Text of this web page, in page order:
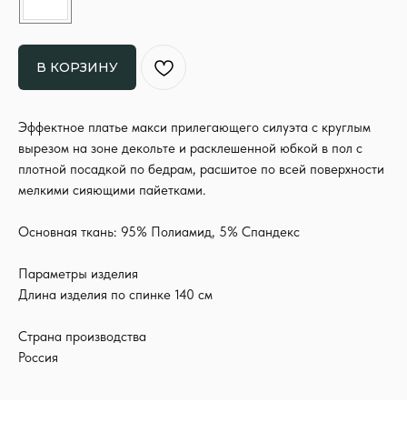
В КОРЗИНУ
Эффектное платье макси прилегающего силуэта с круглым
вырезом на зоне декольте и расклешенной юбкой в пол с
плотной посадкой по бедрам, расшитое по всей поверхности
мелкими сияющими пайетками.
Основная ткань: 95% Полиамид, 5% Спандекс
Параметры изделия
Длина изделия по спинке 140 см
Страна производства
Россия